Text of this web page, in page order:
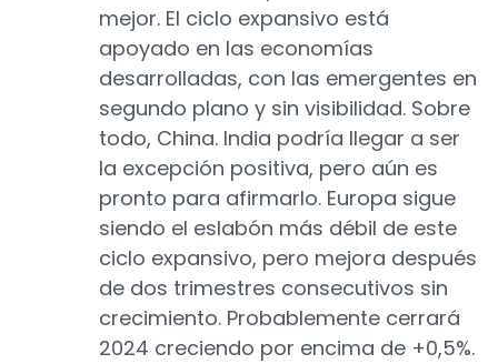
mejor. El ciclo expansivo está
apoyado en las economías
desarrolladas, con las emergentes en
segundo plano y sin visibilidad. Sobre
todo, China. India podría llegar a ser
la excepción positiva, pero aún es
pronto para afirmarlo. Europa sigue
siendo el eslabón más débil de este
ciclo expansivo, pero mejora después
de dos trimestres consecutivos sin
crecimiento. Probablemente cerrará
2024 creciendo por encima de +0,5%.